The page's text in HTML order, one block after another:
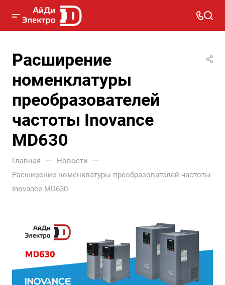
Расширение
номенклатуры
преобразователей
частоты Inovance
MD630
Главная — Новости —
Расширение номенклатуры преобразователей частоты
Inovance MD630